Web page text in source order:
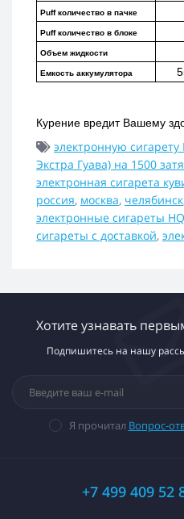
Puff количество в пачке
Puff количество в блоке
Объем жидкости
Емкость аккумулятора
Курение вредит Вашему
электронную
Экстра Гуава) на 1500
электронная сигарета
россия, москва, челябинск
электронные сигареты
сигареты с доставкой,
Хотите узнавать
Подпишитесь на нашу
Я прочитал Вопрос-
+7 499 409 52